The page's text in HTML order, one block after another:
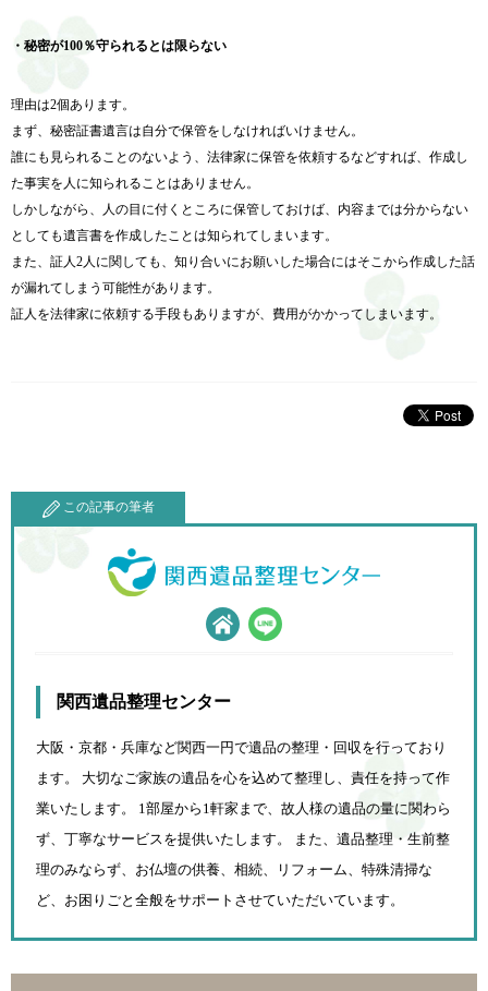
・秘密が100％守られるとは限らない
理由は2個あります。
まず、秘密証書遺言は自分で保管をしなければいけません。
誰にも見られることのないよう、法律家に保管を依頼するなどすれば、作成し
た事実を人に知られることはありません。
しかしながら、人の目に付くところに保管しておけば、内容までは分からない
としても遺言書を作成したことは知られてしまいます。
また、証人2人に関しても、知り合いにお願いした場合にはそこから作成した話
が漏れてしまう可能性があります。
証人を法律家に依頼する手段もありますが、費用がかかってしまいます。
この記事の筆者
関西遺品整理センター
大阪・京都・兵庫など関西一円で遺品の整理・回収を行っており
ます。 大切なご家族の遺品を心を込めて整理し、責任を持って作
業いたします。 1部屋から1軒家まで、故人様の遺品の量に関わら
ず、 丁寧なサービスを提供いたします。 また、遺品整理・生前整
理のみならず、お仏壇の供養、相続、
リフォーム、特殊清掃な
ど、お困りごと全般をサポートさせていただいています。